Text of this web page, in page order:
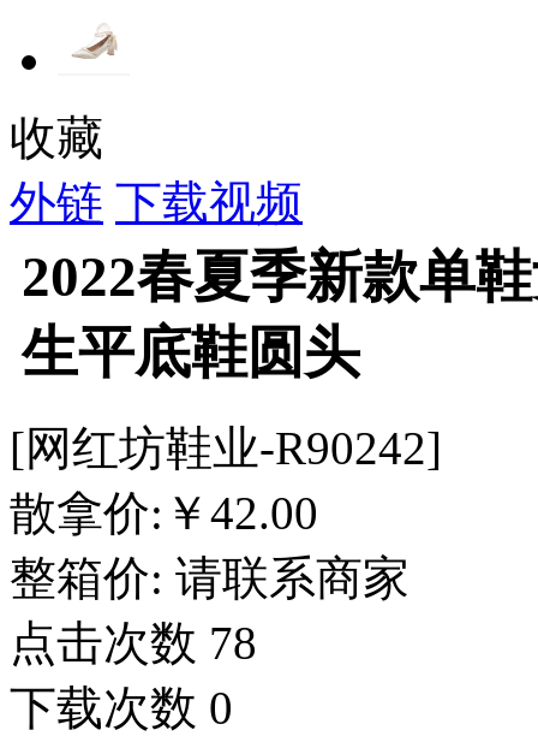
收藏
外链 下载视频
2022春夏季新款单
生平底鞋圆头
[网红坊鞋业-R90242]
散拿价: ￥42.00
整箱价: 请联系商家
点击次数 78
下载次数 0